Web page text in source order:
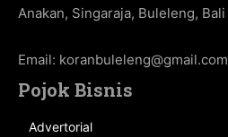
Anakan, Singaraja, Buleleng, Bali
Email: koranbuleleng@gmail.com
Pojok Bisnis
Advertorial